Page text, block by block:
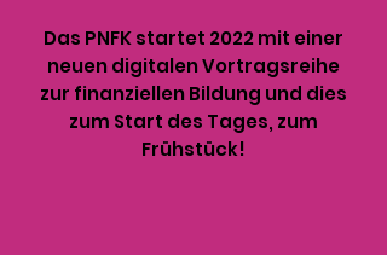
Das PNFK startet 2022 mit einer
neuen digitalen Vortragsreihe
zur finanziellen Bildung und dies
zum Start des Tages, zum
Frühstück!